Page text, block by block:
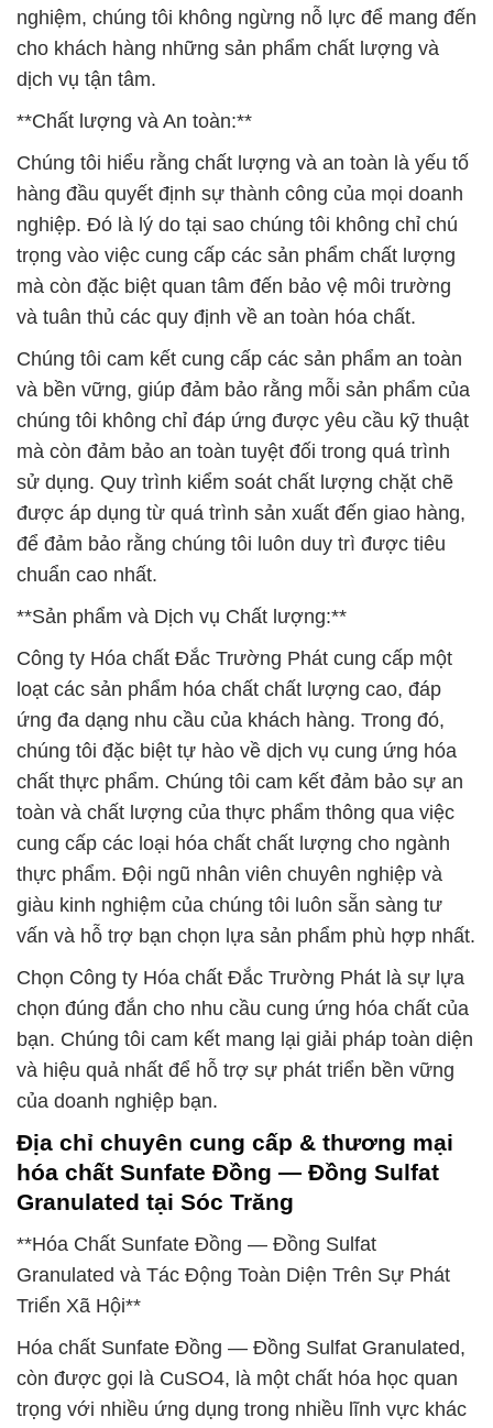
nghiệm, chúng tôi không ngừng nỗ lực để mang đến
cho khách hàng những sản phẩm chất lượng và
dịch vụ tận tâm.
**Chất lượng và An toàn:**
Chúng tôi hiểu rằng chất lượng và an toàn là yếu tố
hàng đầu quyết định sự thành công của mọi doanh
nghiệp. Đó là lý do tại sao chúng tôi không chỉ chú
trọng vào việc cung cấp các sản phẩm chất lượng
mà còn đặc biệt quan tâm đến bảo vệ môi trường
và tuân thủ các quy định về an toàn hóa chất.
Chúng tôi cam kết cung cấp các sản phẩm an toàn
và bền vững, giúp đảm bảo rằng mỗi sản phẩm của
chúng tôi không chỉ đáp ứng được yêu cầu kỹ thuật
mà còn đảm bảo an toàn tuyệt đối trong quá trình
sử dụng. Quy trình kiểm soát chất lượng chặt chẽ
được áp dụng từ quá trình sản xuất đến giao hàng,
để đảm bảo rằng chúng tôi luôn duy trì được tiêu
chuẩn cao nhất.
**Sản phẩm và Dịch vụ Chất lượng:**
Công ty Hóa chất Đắc Trường Phát cung cấp một
loạt các sản phẩm hóa chất chất lượng cao, đáp
ứng đa dạng nhu cầu của khách hàng. Trong đó,
chúng tôi đặc biệt tự hào về dịch vụ cung ứng hóa
chất thực phẩm. Chúng tôi cam kết đảm bảo sự an
toàn và chất lượng của thực phẩm thông qua việc
cung cấp các loại hóa chất chất lượng cho ngành
thực phẩm. Đội ngũ nhân viên chuyên nghiệp và
giàu kinh nghiệm của chúng tôi luôn sẵn sàng tư
vấn và hỗ trợ bạn chọn lựa sản phẩm phù hợp nhất.
Chọn Công ty Hóa chất Đắc Trường Phát là sự lựa
chọn đúng đắn cho nhu cầu cung ứng hóa chất của
bạn. Chúng tôi cam kết mang lại giải pháp toàn diện
và hiệu quả nhất để hỗ trợ sự phát triển bền vững
của doanh nghiệp bạn.
Địa chỉ chuyên cung cấp & thương mại
hóa chất Sunfate Đồng — Đồng Sulfat
Granulated tại Sóc Trăng
**Hóa Chất Sunfate Đồng — Đồng Sulfat
Granulated và Tác Động Toàn Diện Trên Sự Phát
Triển Xã Hội**
Hóa chất Sunfate Đồng — Đồng Sulfat Granulated,
còn được gọi là CuSO4, là một chất hóa học quan
trọng với nhiều ứng dụng trong nhiều lĩnh vực khác